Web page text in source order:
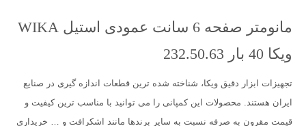
مانومتر صفحه 6 سانت عمودی استیل WIKA
ویکا 40 بار 232.50.63
تجهیزات ابزار دقیق ویکا، شناخته شده ترین قطعات اندازه گیری در صنایع
ایران هستند. محصولات این کمپانی را می توانید با مناسب ترین کیفیت و
قیمت مقرون به صرفه نسبت به سایر برندها مانند اشکرافت و … خریداری